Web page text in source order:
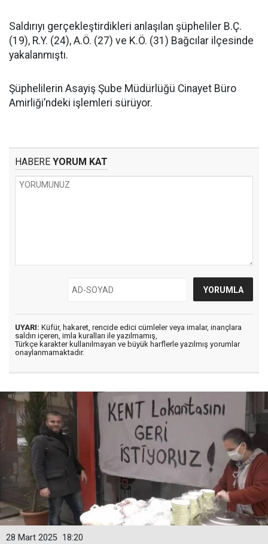
Saldırıyı gerçekleştirdikleri anlaşılan şüpheliler B.Ç.
(19), R.Y. (24), A.Ö. (27) ve K.Ö. (31) Bağcılar ilçesinde
yakalanmıştı.
Şüphelilerin Asayiş Şube Müdürlüğü Cinayet Büro
Amirliği’ndeki işlemleri sürüyor.
HABERE YORUM KAT
UYARI: Küfür, hakaret, rencide edici cümleler veya imalar, inançlara
saldırı içeren, imla kuralları ile yazılmamış,
Türkçe karakter kullanılmayan ve büyük harflerle yazılmış yorumlar
onaylanmamaktadır.
18:20
28 Mart 2025